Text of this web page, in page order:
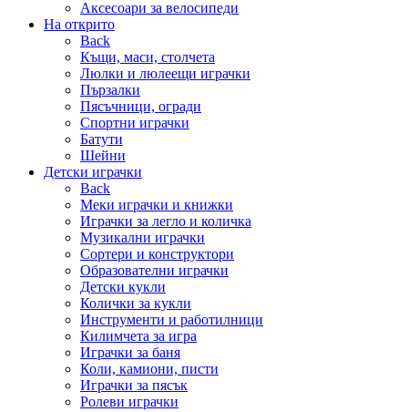
Аксесоари за велосипеди
На открито
Back
Къщи, маси, столчета
Люлки и люлеещи играчки
Пързалки
Пясъчници, огради
Спортни играчки
Батути
Шейни
Детски играчки
Back
Меки играчки и книжки
Играчки за легло и количка
Музикални играчки
Сортери и конструктори
Образователни играчки
Детски кукли
Колички за кукли
Инструменти и работилници
Килимчета за игра
Играчки за баня
Коли, камиони, писти
Играчки за пясък
Ролеви играчки